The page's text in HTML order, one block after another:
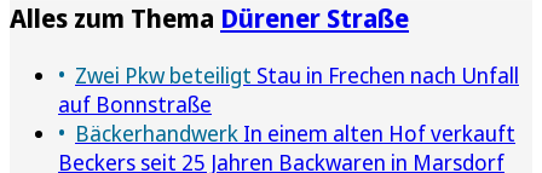
Alles zum Thema Dürener Straße
Zwei Pkw beteiligt Stau in Frechen nach Unfall
auf Bonnstraße
Bäckerhandwerk In einem alten Hof verkauft
Beckers seit 25 Jahren Backwaren in Marsdorf